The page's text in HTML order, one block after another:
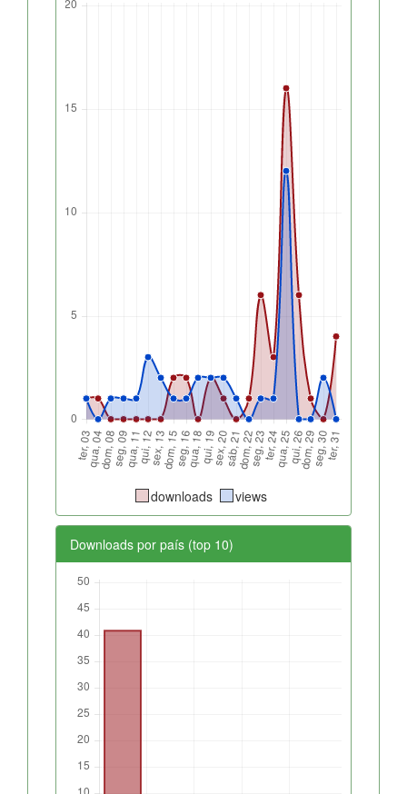
downloads views
Downloads por país (top 10)